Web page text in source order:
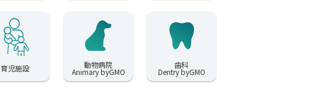
育児施設 動物病院
Animary byGMO
歯科
Dentry byGMO